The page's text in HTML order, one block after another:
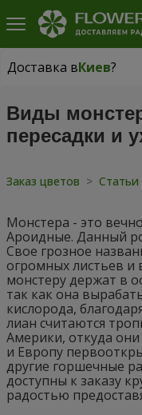
Доставка вКиев?
Доставка вКиев
Виды
пересадки и
Заказ цветов > Статьи
Монстера - это
Ароидные. Данный
Свое грозное
огромных листьев и
монстеру держат в
так как она
кислорода,
лиан считаются
Америки, откуда
и Европу
другие горшечные
доступны к заказу
радостью